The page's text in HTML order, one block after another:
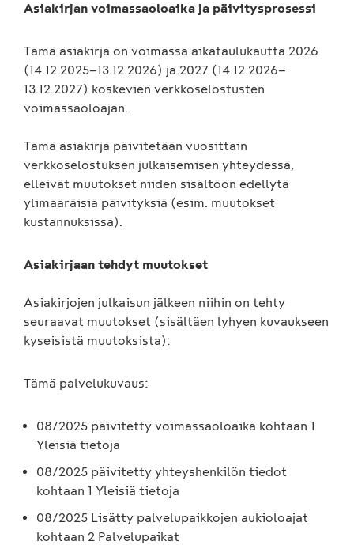
Asiakirjan voimassaoloaika ja päivitysprosessi
Tämä asiakirja on voimassa aikataulukautta 2026
(14.12.2025–13.12.2026) ja 2027 (14.12.2026–
13.12.2027) koskevien verkkoselostusten
voimassaoloajan.
Tämä asiakirja päivitetään vuosittain
verkkoselostuksen julkaisemisen yhteydessä,
elleivät muutokset niiden sisältöön edellytä
ylimääräisiä päivityksiä (esim. muutokset
kustannuksissa).
Asiakirjaan tehdyt muutokset
Asiakirjojen julkaisun jälkeen niihin on tehty
seuraavat muutokset (sisältäen lyhyen kuvaukseen
kyseisistä muutoksista):
Tämä palvelukuvaus:
08/2025 päivitetty voimassaoloaika kohtaan 1
Yleisiä tietoja
08/2025 päivitetty yhteyshenkilön tiedot
kohtaan 1 Yleisiä tietoja
08/2025 Lisätty palvelupaikkojen aukioloajat
kohtaan 2 Palvelupaikat